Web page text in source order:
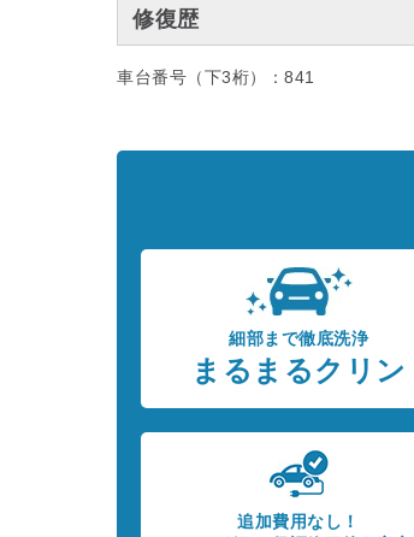
修復歴
車台番号（下3桁）：841
細部まで徹底洗浄
まるまるクリン
追加費用なし！